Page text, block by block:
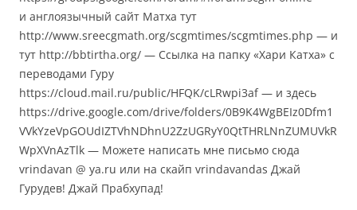
и англоязычный сайт Матха тут
http://www.sreecgmath.org/scgmtimes/scgmtimes.php — и
тут http://bbtirtha.org/ — Ссылка на папку «Хари Катха» с
переводами Гуру
https://cloud.mail.ru/public/HFQK/cLRwpi3af — и здесь
https://drive.google.com/drive/folders/0B9K4WgBEIz0Dfm1
VVkYzeVpGOUdIZTVhNDhnU2ZzUGRyY0QtTHRLNnZUMUVkR
WpXVnAzTlk — Можете написать мне письмо сюда
vrindavan @ ya.ru или на скайп vrindavandas Джай
Гурудев! Джай Прабхупад!